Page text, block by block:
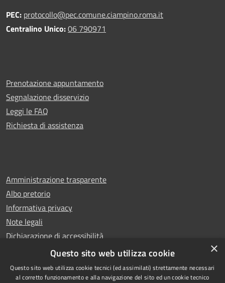
PEC: protocollo@pec.comune.ciampino.roma.it
Centralino Unico:06 790971
Prenotazione appuntamento
Segnalazione disservizio
Leggi le FAQ
Richiesta di assistenza
Amministrazione trasparente
Albo pretorio
Informativa privacy
Note legali
Dichiarazione di accessibilità
Whistleblowing
×
Questo sito web utilizza cookie
Questo sito web utilizza cookie tecnici (ed assimilati) strettamente necessari
al corretto funzionamento e alla navigazione del sito ed un cookie tecnico